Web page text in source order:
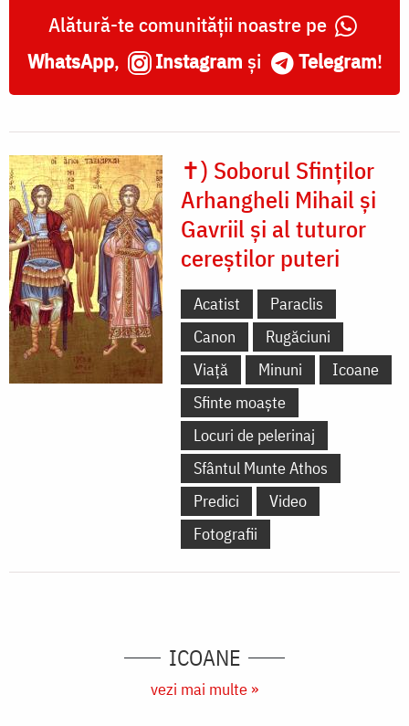
Alătură-te comunității noastre pe
WhatsApp, Instagram și Telegram!
✝) Soborul Sfinților
Arhangheli Mihail și
Gavriil și al tuturor
cereștilor puteri
Acatist
Paraclis
Canon
Rugăciuni
Viață
Minuni
Icoane
Sfinte moaște
Locuri de pelerinaj
Sfântul Munte Athos
Predici
Video
Fotografii
ICOANE
vezi mai multe »